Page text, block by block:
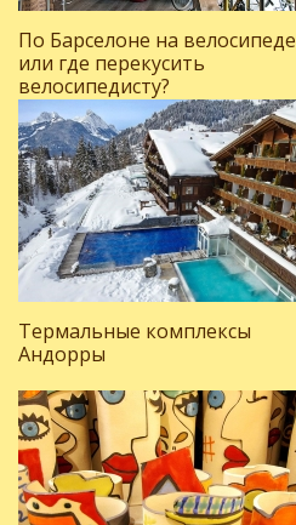
По Барселоне на велосипеде
или где перекусить
велосипедисту?
Термальные комплексы
Андорры